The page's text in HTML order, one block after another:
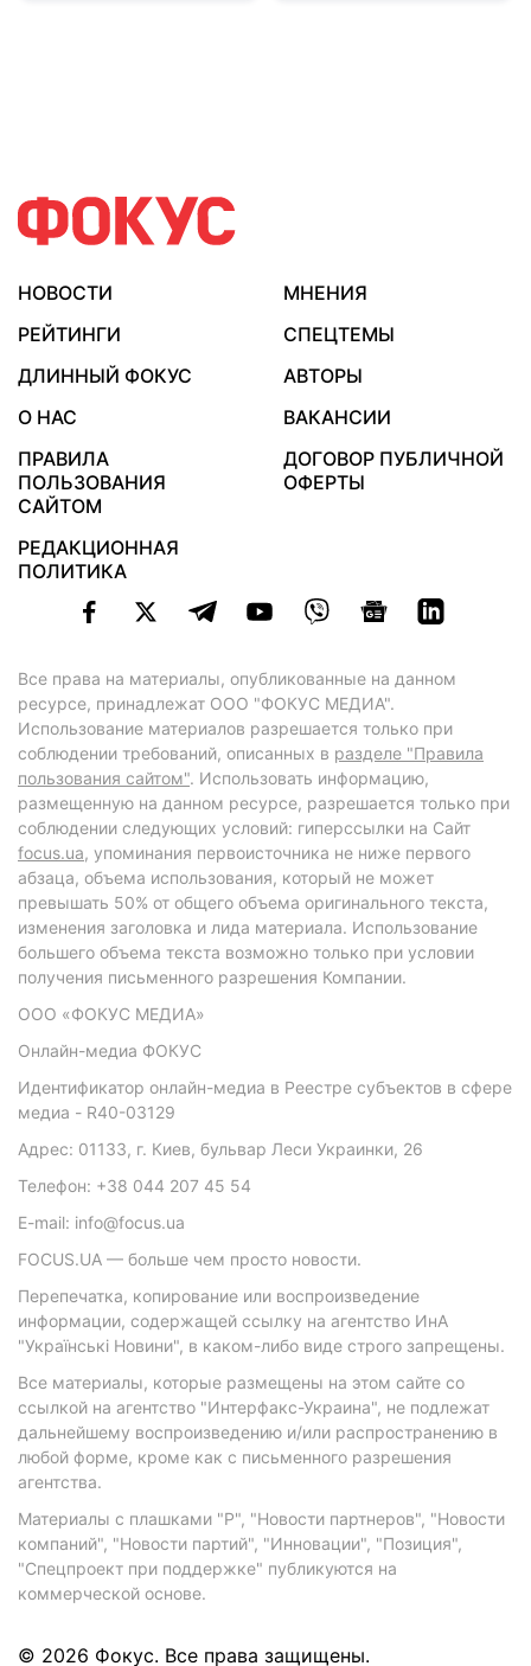
НОВОСТИ
МНЕНИЯ
РЕЙТИНГИ
СПЕЦТЕМЫ
ДЛИННЫЙ ФОКУС
АВТОРЫ
О НАС
ВАКАНСИИ
ПРАВИЛА
ПОЛЬЗОВАНИЯ
САЙТОМ
ДОГОВОР ПУБЛИЧНОЙ
ОФЕРТЫ
РЕДАКЦИОННАЯ
ПОЛИТИКА
Все права на материалы, опубликованные на данном
ресурсе, принадлежат ООО "ФОКУС МЕДИА".
Использование материалов разрешается только при
соблюдении требований, описанных в разделе "Правила
пользования сайтом". Использовать информацию,
размещенную на данном ресурсе, разрешается только при
соблюдении следующих условий: гиперссылки на Сайт
focus.ua, упоминания первоисточника не ниже первого
абзаца, объема использования, который не может
превышать 50% от общего объема оригинального текста,
изменения заголовка и лида материала. Использование
большего объема текста возможно только при условии
получения письменного разрешения Компании.
ООО «ФОКУС МЕДИА»
Онлайн-медиа ФОКУС
Идентификатор онлайн-медиа в Реестре субъектов в сфере
медиа - R40-03129
Адрес: 01133, г. Киев, бульвар Леси Украинки, 26
Телефон: +38 044 207 45 54
E-mail: info@focus.ua
FOCUS.UA — больше чем просто новости.
Перепечатка, копирование или воспроизведение
информации, содержащей ссылку на агентство ИнА
"Українські Новини", в каком-либо виде строго запрещены.
Все материалы, которые размещены на этом сайте со
ссылкой на агентство "Интерфакс-Украина", не подлежат
дальнейшему воспроизведению и/или распространению в
любой форме, кроме как с письменного разрешения
агентства.
Материалы с плашками "Р", "Новости партнеров", "Новости
компаний", "Новости партий", "Инновации", "Позиция",
"Спецпроект при поддержке" публикуются на
коммерческой основе.
© 2026 Фокус. Все права защищены.